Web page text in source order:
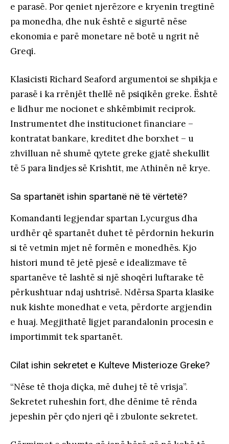
e parasë. Por qeniet njerëzore e kryenin tregtinë
pa monedha, dhe nuk është e sigurtë nëse
ekonomia e parë monetare në botë u ngrit në
Greqi.
Klasicisti Richard Seaford argumentoi se shpikja e
parasë i ka rrënjët thellë në psiqikën greke. Është
e lidhur me nocionet e shkëmbimit reciprok.
Instrumentet dhe institucionet financiare –
kontratat bankare, kreditet dhe borxhet – u
zhvilluan në shumë qytete greke gjatë shekullit
të 5 para lindjes së Krishtit, me Athinën në krye.
Sa spartanët ishin spartanë në të vërtetë?
Komandanti legjendar spartan Lycurgus dha
urdhër që spartanët duhet të përdornin hekurin
si të vetmin mjet në formën e monedhës. Kjo
histori mund të jetë pjesë e idealizmave të
spartanëve të lashtë si një shoqëri luftarake të
përkushtuar ndaj ushtrisë. Ndërsa Sparta klasike
nuk kishte monedhat e veta, përdorte argjendin
e huaj. Megjithatë ligjet parandalonin procesin e
importimmit tek spartanët.
Cilat ishin sekretet e Kulteve Misterioze Greke?
“Nëse të thoja diçka, më duhej të të vrisja”.
Sekretet ruheshin fort, dhe dënime të rënda
jepeshin për çdo njeri që i zbulonte sekretet.